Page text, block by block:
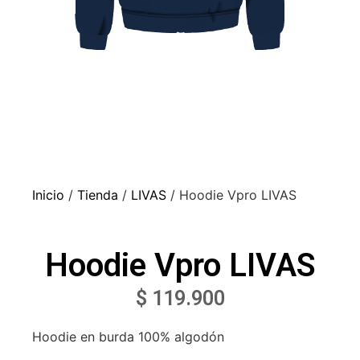
Inicio / Tienda / LIVAS / Hoodie Vpro LIVAS
Hoodie Vpro LIVAS
$ 119.900
Hoodie en burda 100% algodón